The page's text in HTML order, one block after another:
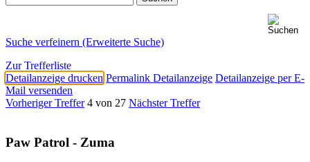
Suche verfeinern (Erweiterte Suche)
Zur Trefferliste
Detailanzeige drucken Permalink Detailanzeige Detailanzeige per E-
Mail versenden
Vorheriger Treffer 4 von 27 Nächster Treffer
Paw Patrol - Zuma